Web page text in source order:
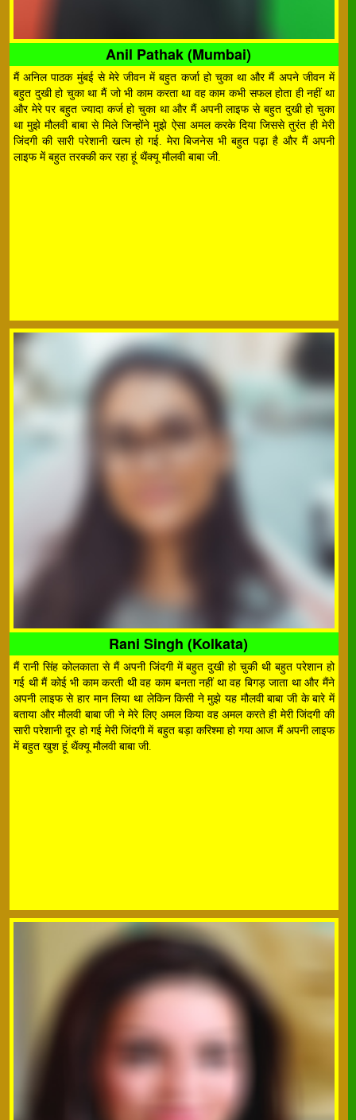
Anil Pathak (Mumbai)
मैं अनिल पाठक मुंबई से मेरे जीवन में बहुत कर्जा हो चुका था और मैं अपने जीवन में
बहुत दुखी हो चुका था मैं जो भी काम करता था वह काम कभी सफल होता ही नहीं था
और मेरे पर बहुत ज्यादा कर्ज हो चुका था और मैं अपनी लाइफ से बहुत दुखी हो चुका
था मुझे मौलवी बाबा से मिले जिन्होंने मुझे ऐसा अमल करके दिया जिससे तुरंत ही मेरी
जिंदगी की सारी परेशानी खत्म हो गई. मेरा बिजनेस भी बहुत पढ़ा है और मैं अपनी
लाइफ में बहुत तरक्की कर रहा हूं थैंक्यू मौलवी बाबा जी.
Rani Singh (Kolkata)
मैं रानी सिंह कोलकाता से मैं अपनी जिंदगी में बहुत दुखी हो चुकी थी बहुत परेशान हो
गई थी मैं कोई भी काम करती थी वह काम बनता नहीं था वह बिगड़ जाता था और मैंने
अपनी लाइफ से हार मान लिया था लेकिन किसी ने मुझे यह मौलवी बाबा जी के बारे में
बताया और मौलवी बाबा जी ने मेरे लिए अमल किया वह अमल करते ही मेरी जिंदगी की
सारी परेशानी दूर हो गई मेरी जिंदगी में बहुत बड़ा करिश्मा हो गया आज मैं अपनी लाइफ
में बहुत खुश हूं थैंक्यू मौलवी बाबा जी.